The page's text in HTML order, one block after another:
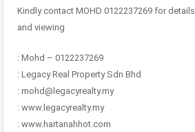
Kindly contact MOHD 0122237269 for details
and viewing
: Mohd – 0122237269
: Legacy Real Property Sdn Bhd
: mohd@legacyrealty.my
: www.legacyrealty.my
: www.hartanahhot.com